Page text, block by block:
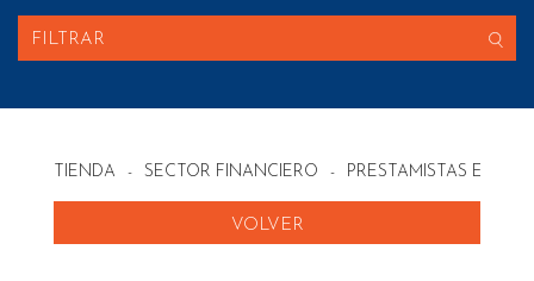
FILTRAR
TIENDA - SECTOR FINANCIERO - PRESTAMISTAS EN
VOLVER